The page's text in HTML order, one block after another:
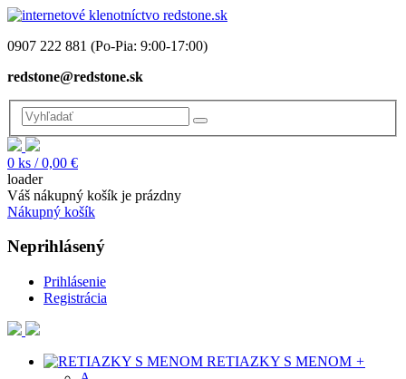
0907 222 881 (Po-Pia: 9:00-17:00)
redstone@redstone.sk
0 ks / 0,00 €
loader
Váš nákupný košík je prázdny
Nákupný košík
Neprihlásený
Prihlásenie
Registrácia
RETIAZKY S MENOM +